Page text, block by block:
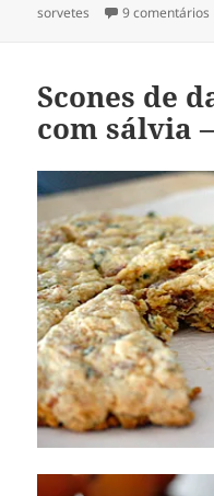
em
sorvetes
9 comentários
Scones de
com sálvia